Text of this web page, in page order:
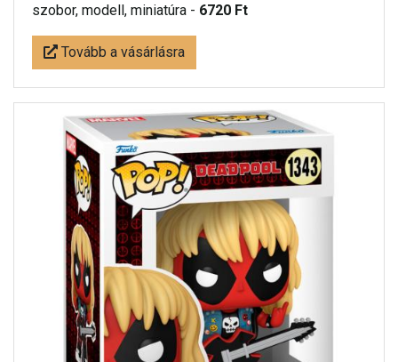
szobor, modell, miniatúra - 6720 Ft
Tovább a vásárlásra